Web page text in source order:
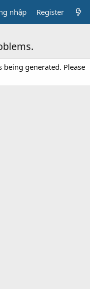
nhập Register
generated. Please